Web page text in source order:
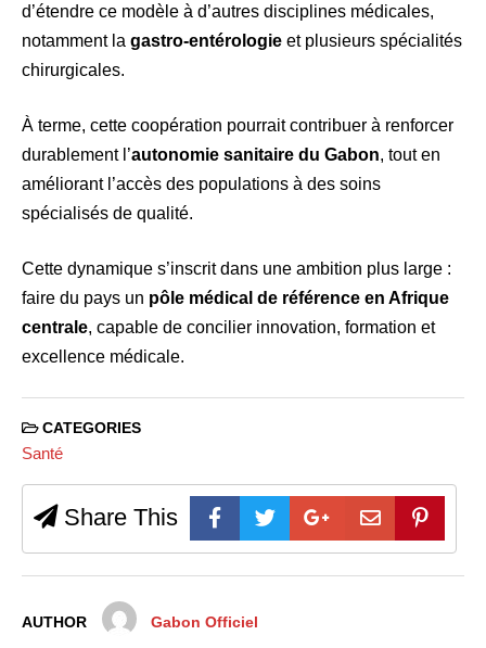
d’étendre ce modèle à d’autres disciplines médicales,
notamment la gastro-entérologie et plusieurs spécialités
chirurgicales.
À terme, cette coopération pourrait contribuer à renforcer
durablement l’autonomie sanitaire du Gabon, tout en
améliorant l’accès des populations à des soins
spécialisés de qualité.
Cette dynamique s’inscrit dans une ambition plus large :
faire du pays un pôle médical de référence en Afrique
centrale, capable de concilier innovation, formation et
excellence médicale.
CATEGORIES
Santé
Share This
AUTHOR Gabon Officiel